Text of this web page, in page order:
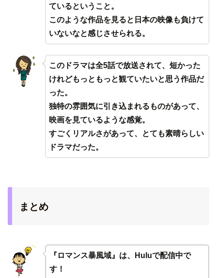
ているということ。
このような作品を見ると日本の映像も負けて
いないなと感じさせられる。
このドラマは全5話で放送されて、短かった
けれどもっともっと観ていたいと思う作品だ
った。
独特の雰囲気に引き込まれるものがあって、
映画を見ているような感覚。
すごくリアルさがあって、とても素晴らしい
ドラマだった。
まとめ
『ロマンス暴風域』は、Huluで配信中で
す！